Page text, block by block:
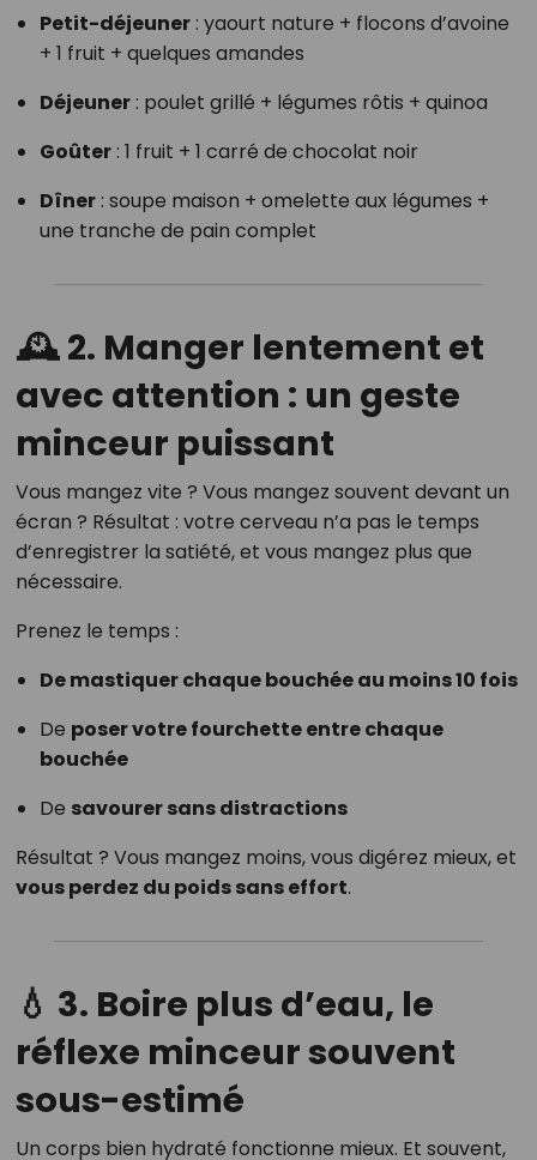
Petit-déjeuner: yaourt nature + flocons d’avoine
+ 1 fruit + quelques amandes
Déjeuner: poulet grillé + légumes rôtis + quinoa
Goûter: 1 fruit + 1 carré de chocolat noir
Dîner: soupe maison + omelette aux légumes +
une tranche de pain complet
🕰️ 2. Manger lentement et
avec attention : un geste
minceur puissant
Vous mangez vite ? Vous mangez souvent devant un
écran ? Résultat : votre cerveau n’a pas le temps
d’enregistrer la satiété, et vous mangez plus que
nécessaire.
Prenez le temps :
De mastiquer chaque bouchée au moins 10 fois
De poser votre fourchette entre chaque
bouchée
De savourer sans distractions
Résultat ? Vous mangez moins, vous digérez mieux, et
vous perdez du poids sans effort.
💧 3. Boire plus d’eau, le
réflexe minceur souvent
sous-estimé
Un corps bien hydraté fonctionne mieux. Et souvent,